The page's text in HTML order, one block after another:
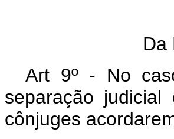
Da
Art 9º - No
separação
cônjuges